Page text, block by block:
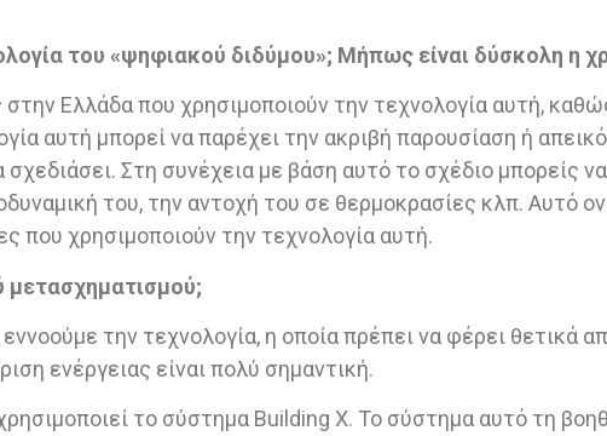
του «ψηφιακού διδύμου»; Μήπως είναι δύσκολη η
Ελλάδα που χρησιμοποιούν την τεχνολογία αυτή,
αυτή μπορεί να παρέχει την ακριβή παρουσίαση ή
Στη συνέχεια με βάση αυτό το σχέδιο μπορείς
του, την αντοχή του σε θερμοκρασίες κλπ. Αυτό
που χρησιμοποιούν την τεχνολογία αυτή.
μετασχηματισμού;
την τεχνολογία, η οποία πρέπει να φέρει θετικά
ενέργειας είναι πολύ σημαντική.
το σύστημα Building X. Το σύστημα αυτό τη